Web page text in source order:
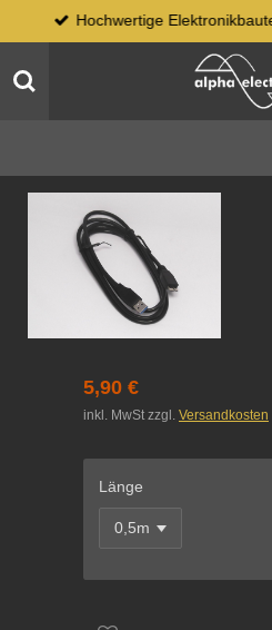
Hauptinhalt
springen
Hochwertige
5,90 €
inkl. MwSt zzgl. Versandkosten
Länge